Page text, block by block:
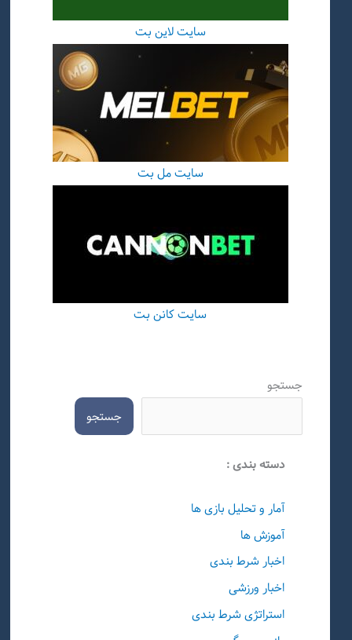
سایت لاین بت
سایت مل بت
سایت کانن بت
جستجو
جستجو
دسته بندی :
آمار و تحلیل بازی ها
آموزش ها
اخبار شرط بندی
اخبار ورزشی
استراتژی شرط بندی